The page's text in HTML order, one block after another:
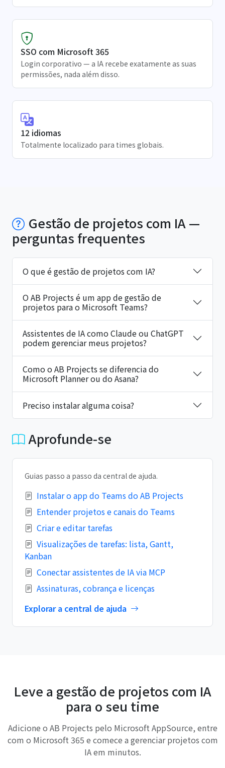
SSO com Microsoft 365
Login corporativo — a IA recebe exatamente as suas
permissões, nada além disso.
12 idiomas
Totalmente localizado para times globais.
Gestão de projetos com IA —
perguntas frequentes
O que é gestão de projetos com IA?
O AB Projects é um app de gestão de
projetos para o Microsoft Teams?
Assistentes de IA como Claude ou ChatGPT
podem gerenciar meus projetos?
Como o AB Projects se diferencia do
Microsoft Planner ou do Asana?
Preciso instalar alguma coisa?
Aprofunde-se
Guias passo a passo da central de ajuda.
Instalar o app do Teams do AB Projects
Entender projetos e canais do Teams
Criar e editar tarefas
Visualizações de tarefas: lista, Gantt,
Kanban
Conectar assistentes de IA via MCP
Assinaturas, cobrança e licenças
Explorar a central de ajuda
Leve a gestão de projetos com IA
para o seu time
Adicione o AB Projects pelo Microsoft AppSource, entre
com o Microsoft 365 e comece a gerenciar projetos com
IA em minutos.